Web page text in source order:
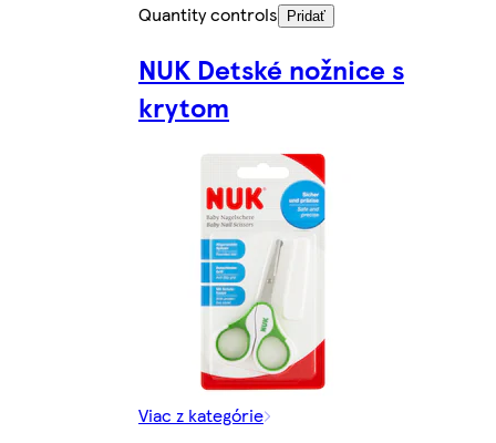
Quantity controls
Pridať
NUK Detské nožnice s
krytom
Viac z kategórie